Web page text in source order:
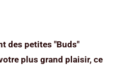
des petites "Buds"
plus grand plaisir, ce